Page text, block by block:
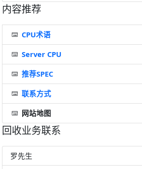
内容推荐
CPU术语
Server CPU
推荐SPEC
联系方式
网站地图
回收业务联系
罗先生